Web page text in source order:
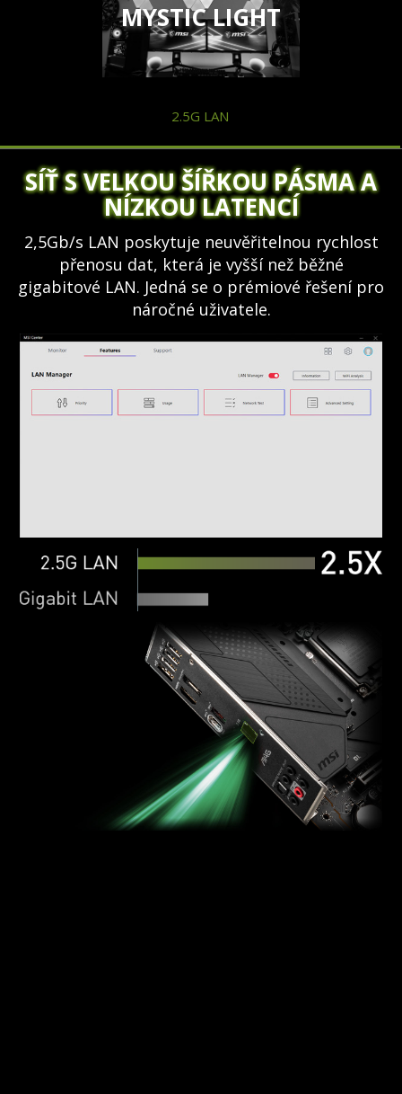
MYSTIC LIGHT
2.5G LAN
SÍŤ S VELKOU ŠÍŘKOU PÁSMA A
NÍZKOU LATENCÍ
2,5Gb/s LAN poskytuje neuvěřitelnou rychlost
přenosu dat, která je vyšší než běžné
gigabitové LAN. Jedná se o prémiové řešení pro
náročné uživatele.